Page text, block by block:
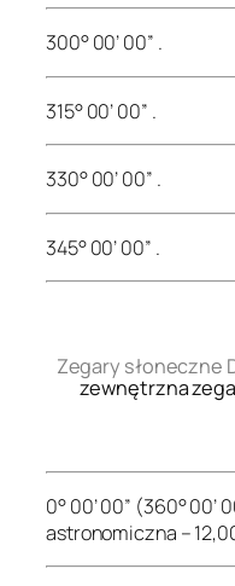
300° 00’ 00” .
315° 00’ 00” .
330° 00’ 00” .
345° 00’ 00” .
Zegary słoneczne
zewnętrzna
0° 00’ 00” (360° 00’
astronomiczna –